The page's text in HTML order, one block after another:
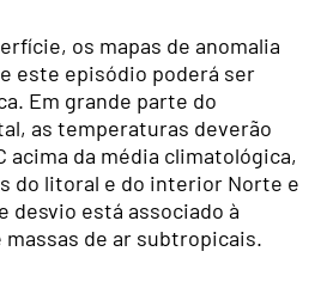
os mapas de anomalia
este episódio poderá ser
Em grande parte do
as temperaturas deverão
acima da média climatológica,
do litoral e do interior Norte e
desvio está associado à
de ar subtropicais.